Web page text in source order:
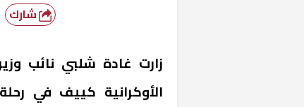
شارك
زارت غادة شلبي نائب
الأوكرانية كييف في